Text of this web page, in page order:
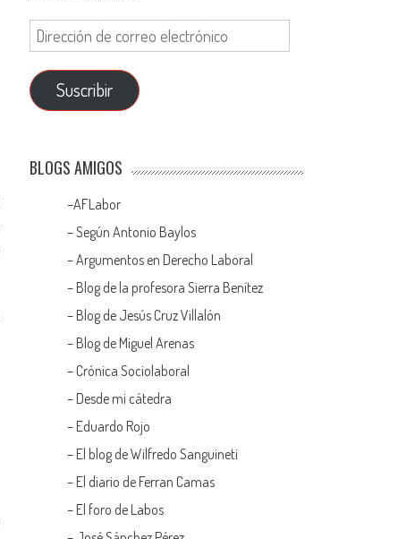
Suscribir
BLOGS AMIGOS
–AFLabor
– Según Antonio Baylos
–Argumentos en Derecho Laboral
– Blog de la profesora Sierra Benítez
– Blog de Jesús Cruz Villalón
– Blog de Miguel Arenas
– Crónica Sociolaboral
– Desde mi cátedra
– Eduardo Rojo
– El blog de Wilfredo Sanguineti
– El diario de Ferran Camas
– El foro de Labos